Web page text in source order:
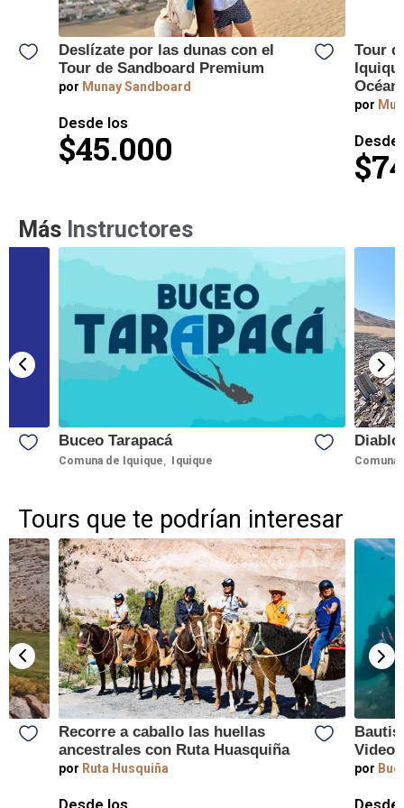
Deslízate por las dunas con el
Tour de Sandboard Premium
por Munay Sandboard
Desde los
$45.000
Tour
por
Desde
Más Instructores
Buceo Tarapacá
Comuna de Iquique, Iquique Comuna
Tours que te podrían interesar
Recorre a caballo las huellas
ancestrales con Ruta Huasquiña
por Ruta Husquiña
Videos
por